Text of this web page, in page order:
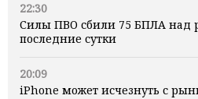
22:30
Силы ПВО сбили 75 БПЛА над
последние сутки
20:09
iPhone может исчезнуть с